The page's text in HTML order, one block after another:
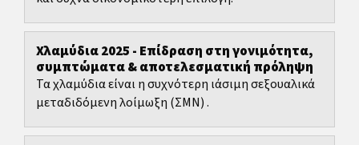
Χλαμύδια 2025 - Επίδραση στη γονιμότητα,
συμπτώματα & αποτελεσματική πρόληψη
Τα χλαμύδια είναι η συχνότερη ιάσιμη σεξουαλικά
μεταδιδόμενη λοίμωξη (ΣΜΝ) .